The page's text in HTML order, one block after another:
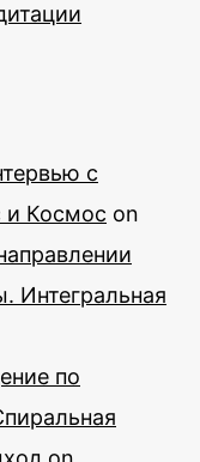
с
Космос on
Интегральная
по